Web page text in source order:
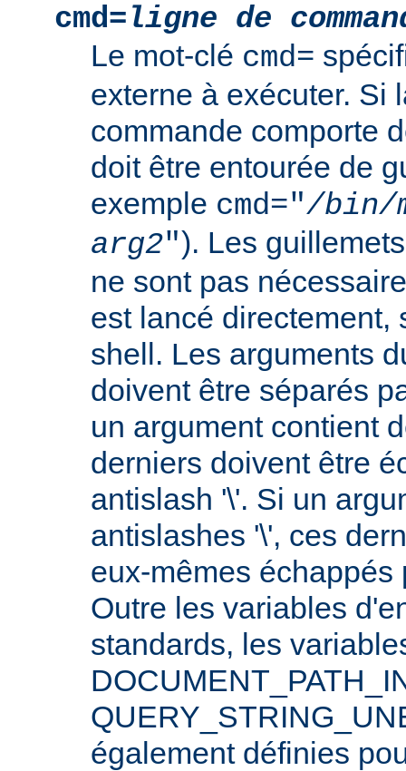
cmd=ligne de
Le mot-clé cmd=
externe à exécuter. Si
commande comporte
doit être entourée de
exemple cmd="/bin/
arg2"). Les
ne sont pas
est lancé directement,
shell. Les arguments
doivent être séparés
un argument contient
derniers doivent être
antislash '\'. Si un
antislashes '\', ces
eux-mêmes échappés
Outre les variables
standards, les
également définies